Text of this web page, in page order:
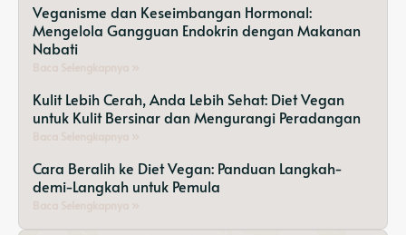
Veganisme dan Keseimbangan Hormonal:
Mengelola Gangguan Endokrin dengan Makanan
Nabati
Kulit Lebih Cerah, Anda Lebih Sehat: Diet Vegan
untuk Kulit Bersinar dan Mengurangi Peradangan
Cara Beralih ke Diet Vegan: Panduan Langkah-
demi-Langkah untuk Pemula